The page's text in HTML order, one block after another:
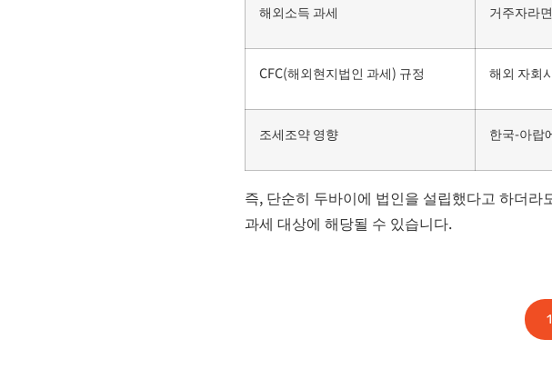
해외소득 과세 거주자라
CFC(해외현지법인 과세) 규정 해외 자회
조세조약 영향 한국-아랍
즉, 단순히 두바이에 법인을 설립했다고 하더
과세 대상에 해당될 수 있습니다.